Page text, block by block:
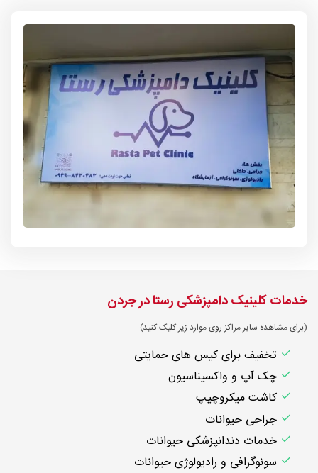
خدمات کلینیک دامپزشکی رستا در جردن
(برای مشاهده سایر مراکز روی موارد زیر کلیک کنید)
تخفیف برای کیس های حمایتی
چک آپ و واکسیناسیون
کاشت میکروچیپ
جراحی حیوانات
خدمات دندانپزشکی حیوانات
سونوگرافی و رادیولوژی حیوانات